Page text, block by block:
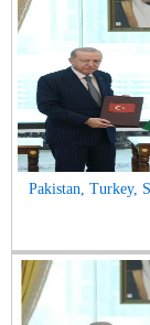
Pakistan, Turkey,